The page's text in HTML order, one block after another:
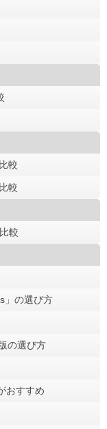
較
較
較
」の選び方
の選び方
おすすめ